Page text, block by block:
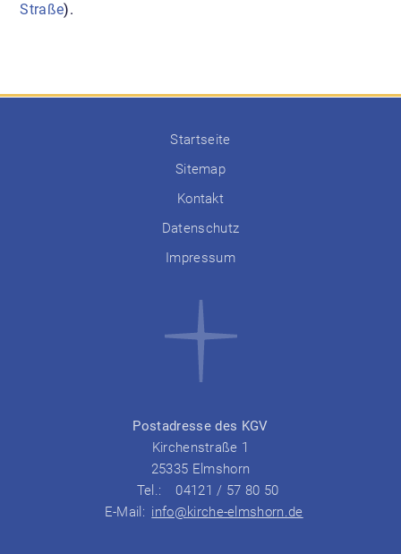
Straße).
Postadresse des KGV
Kirchenstraße 1
25335 Elmshorn
Tel.:
04121 / 57 80 50
E-Mail: info@kirche-elmshorn.de
Startseite
Sitemap
Kontakt
Datenschutz
Impressum